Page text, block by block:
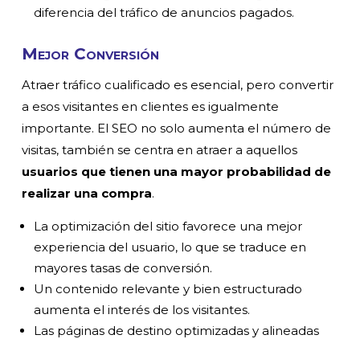
diferencia del tráfico de anuncios pagados.
Mejor Conversión
Atraer tráfico cualificado es esencial, pero convertir
a esos visitantes en clientes es igualmente
importante. El SEO no solo aumenta el número de
visitas, también se centra en atraer a aquellos
usuarios que tienen una mayor probabilidad de
realizar una compra.
La optimización del sitio favorece una mejor
experiencia del usuario, lo que se traduce en
mayores tasas de conversión.
Un contenido relevante y bien estructurado
aumenta el interés de los visitantes.
Las páginas de destino optimizadas y alineadas